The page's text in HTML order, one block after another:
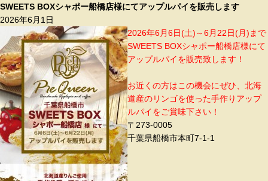
SWEETS BOXシャポー船橋店様にてアップルパイを販売します
2026年6月1日
2026年6月6日(土)～6月22日(月)まで
SWEETS BOXシャポー船橋店様にて
アップルパイを販売致します！
お近くの方はこの機会にぜひ、北海
道産のリンゴを使った手作りアップ
ルパイをご賞味下さい！
〒273-0005
千葉県船橋市本町7-1-1